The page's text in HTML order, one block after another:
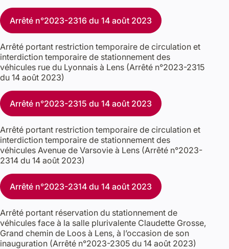
Arrêté n°2023-2316 du 14 août 2023
Arrêté portant restriction temporaire de circulation et
interdiction temporaire de stationnement des
véhicules rue du Lyonnais à Lens (Arrêté n°2023-2315
du 14 août 2023)
Arrêté n°2023-2315 du 14 août 2023
Arrêté portant restriction temporaire de circulation et
interdiction temporaire de stationnement des
véhicules Avenue de Varsovie à Lens (Arrêté n°2023-
2314 du 14 août 2023)
Arrêté n°2023-2314 du 14 août 2023
Arrêté portant réservation du stationnement de
véhicules face à la salle plurivalente Claudette Grosse,
Grand chemin de Loos à Lens, à l’occasion de son
inauguration (Arrêté n°2023-2305 du 14 août 2023)